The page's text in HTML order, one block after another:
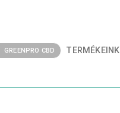
GREENPRO CBD TERMÉKEINK